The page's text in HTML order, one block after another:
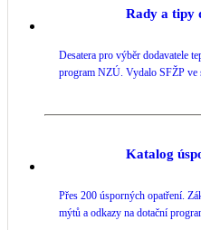
Kamna / krby
Doplňkové
Retence
Akumulace
Rady a tipy
Desatera pro výběr dodavatele
program NZÚ. Vydalo SFŽP ve
Katalog
Přes 200 úsporných opatření.
mýtů a odkazy na dotační